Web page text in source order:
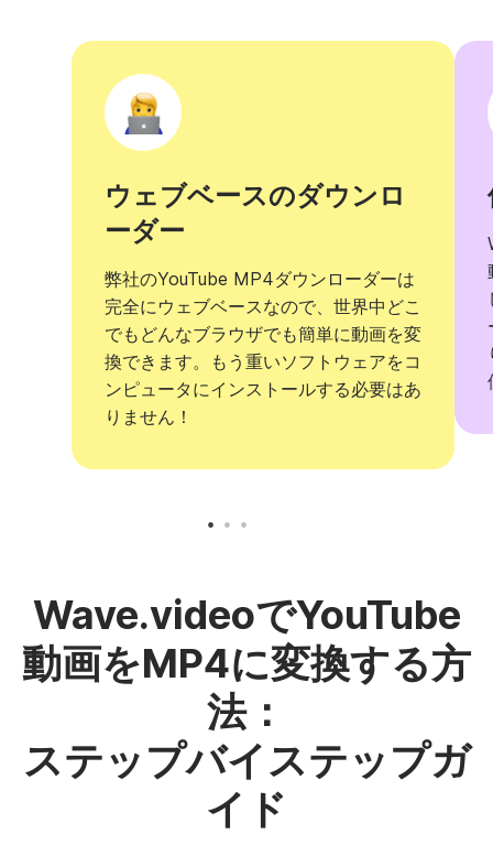
ウェブベースのダウンロ
ーダー
弊社のYouTube MP4ダウンローダーは
完全にウェブベースなので、世界中どこ
でもどんなブラウザでも簡単に動画を変
換できます。もう重いソフトウェアをコ
ンピュータにインストールする必要はあ
りません！
Wave.videoでYouTube
動画をMP4に変換する方
法：
ステップバイステップガ
イド